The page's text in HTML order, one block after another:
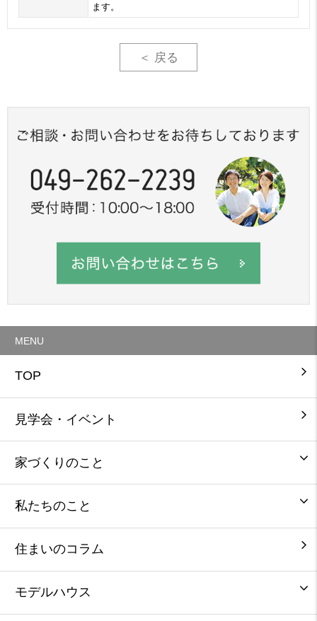
ます。
＜ 戻る
MENU
TOP
見学会・イベント
家づくりのこと
私たちのこと
住まいのコラム
モデルハウス